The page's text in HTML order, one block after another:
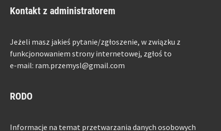
Kontakt z administratorem
Jeżeli masz jakieś pytanie/zgłoszenie, w związku z
funkcjonowaniem strony internetowej, zgłoś to
e-mail: ram.przemysl@gmail.com
RODO
Informacje na temat przetwarzania danych osobowych